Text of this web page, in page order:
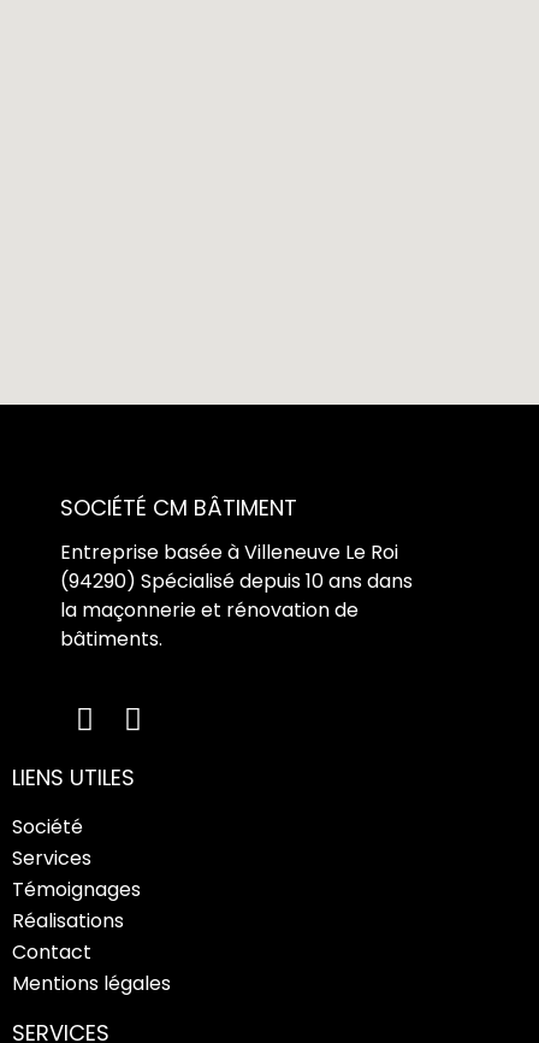
SOCIÉTÉ CM BÂTIMENT
Entreprise basée à Villeneuve Le Roi
(94290) Spécialisé depuis 10 ans dans
la maçonnerie et rénovation de
bâtiments.
LIENS UTILES
Société
Services
Témoignages
Réalisations
Contact
Mentions légales
SERVICES